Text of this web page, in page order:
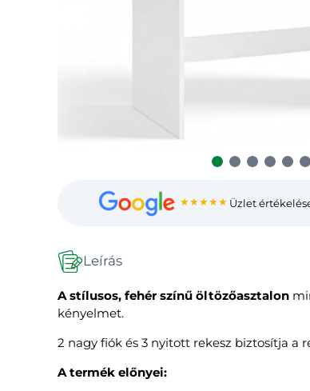
★★★★★ Üzlet
Leírás
A stílusos, fehér színű öltözőasztalon
kényelmet.
2 nagy fiók és 3 nyitott rekesz biztosítja
A termék előnyei: